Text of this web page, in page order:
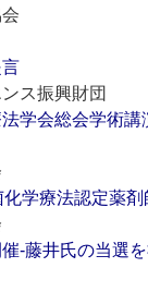
ス振興財団
学会総会学術講
化学療法認定薬剤
‐藤井氏の当選